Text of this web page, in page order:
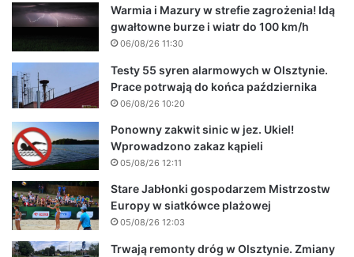
Warmia i Mazury w strefie zagrożenia! Idą
gwałtowne burze i wiatr do 100 km/h
06/08/26 11:30
Testy 55 syren alarmowych w Olsztynie.
Prace potrwają do końca października
06/08/26 10:20
Ponowny zakwit sinic w jez. Ukiel!
Wprowadzono zakaz kąpieli
05/08/26 12:11
Stare Jabłonki gospodarzem Mistrzostw
Europy w siatkówce plażowej
05/08/26 12:03
Trwają remonty dróg w Olsztynie. Zmiany